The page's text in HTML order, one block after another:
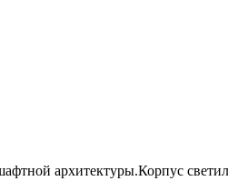
архитектуры.Корпус